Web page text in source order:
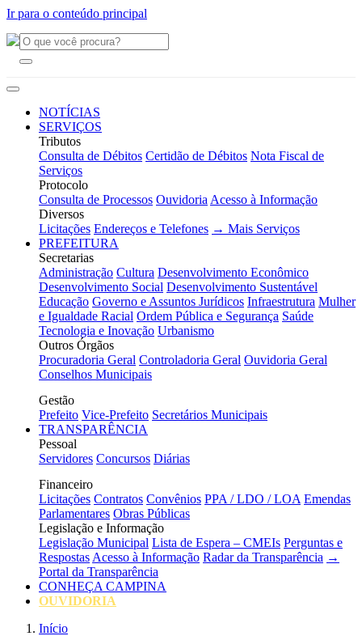
Ir para o conteúdo principal
NOTÍCIAS
SERVIÇOS
Tributos
Consulta de Débitos Certidão de Débitos Nota Fiscal de
Serviços
Protocolo
Consulta de Processos Ouvidoria Acesso à Informação
Diversos
Licitações Endereços e Telefones → Mais Serviços
PREFEITURA
Secretarias
Administração Cultura Desenvolvimento Econômico
Desenvolvimento Social Desenvolvimento Sustentável
Educação Governo e Assuntos Jurídicos Infraestrutura Mulher
e Igualdade Racial Ordem Pública e Segurança Saúde
Tecnologia e Inovação Urbanismo
Outros Órgãos
Procuradoria Geral Controladoria Geral Ouvidoria Geral
Conselhos Municipais
Gestão
Prefeito Vice-Prefeito Secretários Municipais
TRANSPARÊNCIA
Pessoal
Servidores Concursos Diárias
Financeiro
Licitações Contratos Convênios PPA / LDO / LOA Emendas
Parlamentares Obras Públicas
Legislação e Informação
Legislação Municipal Lista de Espera – CMEIs Perguntas e
Respostas Acesso à Informação Radar da Transparência →
Portal da Transparência
CONHEÇA CAMPINA
OUVIDORIA
Início